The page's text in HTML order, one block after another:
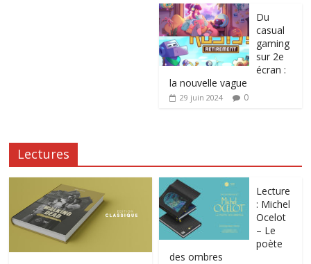
Du
casual
gaming
sur 2e
écran :
la nouvelle vague
29 juin 2024 0
Lectures
Lecture
: Michel
Ocelot
– Le
poète
des ombres